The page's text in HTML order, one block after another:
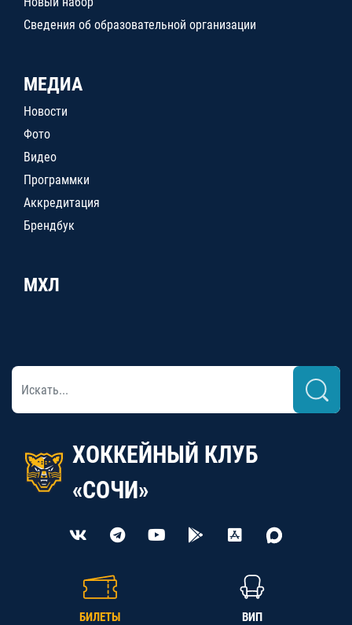
Сведения об образовательной организации
МЕДИА
Новости
Фото
Видео
Программки
Аккредитация
Брендбук
МХЛ
ХОККЕЙНЫЙ КЛУБ
«СОЧИ»
БИЛЕТЫ ВИП